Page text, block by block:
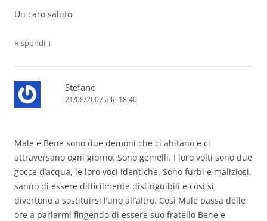
Un caro saluto
Rispondi ↓
Stefano
21/08/2007 alle 18:40
Male e Bene sono due demoni che ci abitano e ci
attraversano ogni giorno. Sono gemelli. I loro volti sono due
gocce d’acqua, le loro voci identiche. Sono furbi e maliziosi,
sanno di essere difficilmente distinguibili e così si
divertono a sostituirsi l’uno all’altro. Così Male passa delle
ore a parlarmi fingendo di essere suo fratello Bene e